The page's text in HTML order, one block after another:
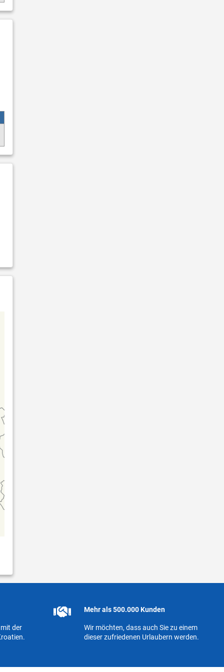
der
Mehr als 500.000 Kunden
Wir möchten, dass auch Sie zu einem
dieser zufriedenen Urlaubern werden.